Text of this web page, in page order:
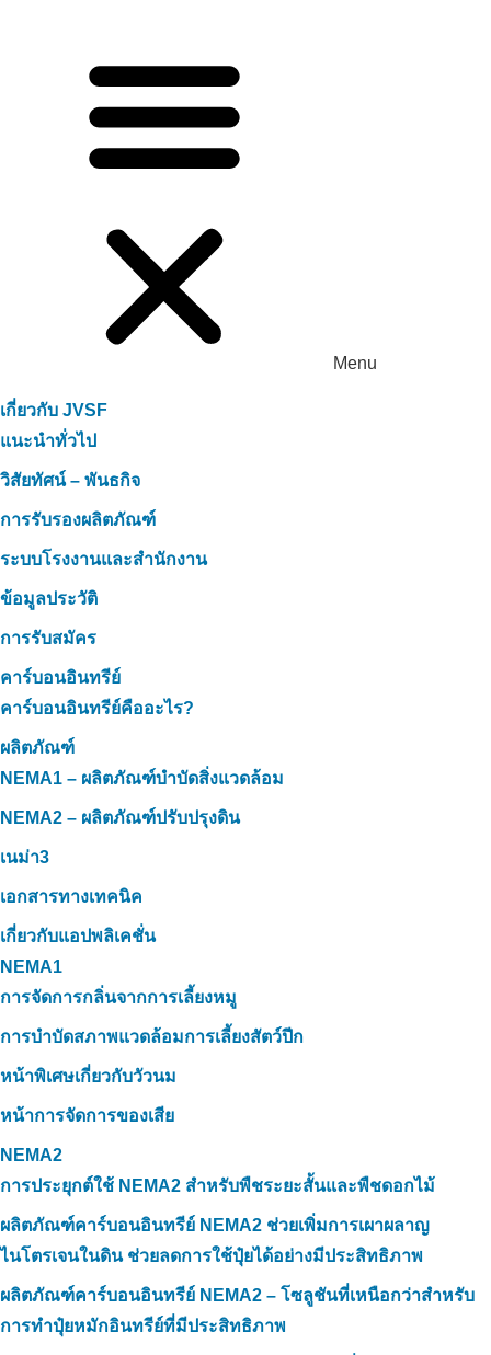
Menu
เกี่ยวกับ JVSF
แนะนำทั่วไป
วิสัยทัศน์ – พันธกิจ
การรับรองผลิตภัณฑ์
ระบบโรงงานและสำนักงาน
ข้อมูลประวัติ
การรับสมัคร
คาร์บอนอินทรีย์
คาร์บอนอินทรีย์คืออะไร?
ผลิตภัณฑ์
NEMA1 – ผลิตภัณฑ์บำบัดสิ่งแวดล้อม
NEMA2 – ผลิตภัณฑ์ปรับปรุงดิน
เนม่า3
เอกสารทางเทคนิค
เกี่ยวกับแอปพลิเคชั่น
NEMA1
การจัดการกลิ่นจากการเลี้ยงหมู
การบำบัดสภาพแวดล้อมการเลี้ยงสัตว์ปีก
หน้าพิเศษเกี่ยวกับวัวนม
หน้าการจัดการของเสีย
NEMA2
การประยุกต์ใช้ NEMA2 สำหรับพืชระยะสั้นและพืชดอกไม้
ผลิตภัณฑ์คาร์บอนอินทรีย์ NEMA2 ช่วยเพิ่มการเผาผลาญ
ไนโตรเจนในดิน ช่วยลดการใช้ปุ๋ยได้อย่างมีประสิทธิภาพ
ผลิตภัณฑ์คาร์บอนอินทรีย์ NEMA2 – โซลูชันที่เหนือกว่าสำหรับ
การทำปุ๋ยหมักอินทรีย์ที่มีประสิทธิภาพ